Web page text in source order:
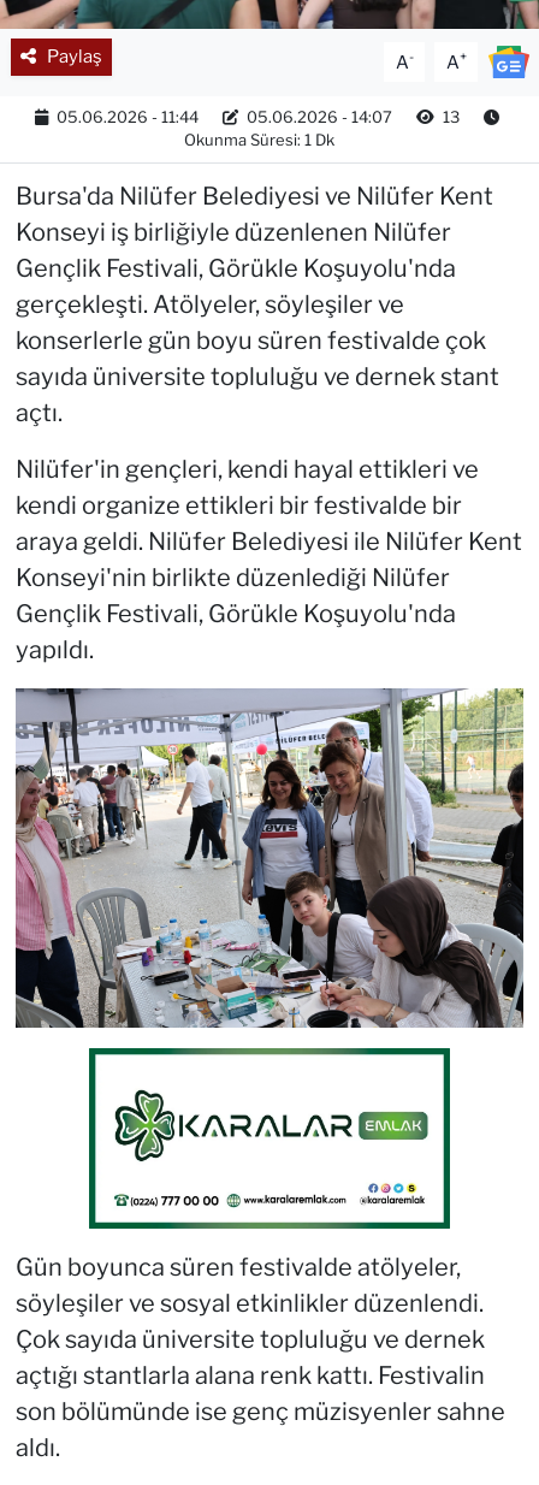
Paylaş A- A+
05.06.2026 - 11:44 05.06.2026 - 14:07
13
Okunma Süresi: 1 Dk
Bursa'da Nilüfer Belediyesi ve Nilüfer Kent
Konseyi iş birliğiyle düzenlenen Nilüfer
Gençlik Festivali, Görükle Koşuyolu'nda
gerçekleşti. Atölyeler, söyleşiler ve
konserlerle gün boyu süren festivalde çok
sayıda üniversite topluluğu ve dernek stant
açtı.
Nilüfer'in gençleri, kendi hayal ettikleri ve
kendi organize ettikleri bir festivalde bir
araya geldi. Nilüfer Belediyesi ile Nilüfer Kent
Konseyi'nin birlikte düzenlediği Nilüfer
Gençlik Festivali, Görükle Koşuyolu'nda
yapıldı.
Gün boyunca süren festivalde atölyeler,
söyleşiler ve sosyal etkinlikler düzenlendi.
Çok sayıda üniversite topluluğu ve dernek
açtığı stantlarla alana renk kattı. Festivalin
son bölümünde ise genç müzisyenler sahne
aldı.